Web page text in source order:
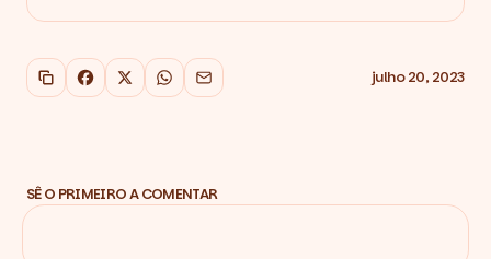
Copiar link
Facebook
X WhatsApp
Email julho 20, 2023
SÊ O PRIMEIRO A COMENTAR